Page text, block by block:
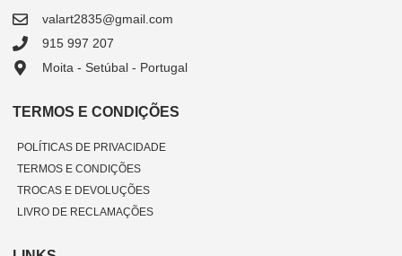
valart2835@gmail.com
915 997 207
Moita - Setúbal - Portugal
TERMOS E CONDIÇÕES
POLÍTICAS DE PRIVACIDADE
TERMOS E CONDIÇÕES
TROCAS E DEVOLUÇÕES
LIVRO DE RECLAMAÇÕES